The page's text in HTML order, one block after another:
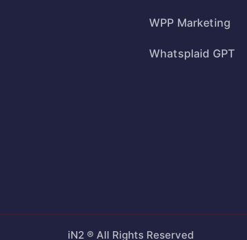
WPP Marketing
Whatsplaid GPT
iN2 ® All Rights Reserved